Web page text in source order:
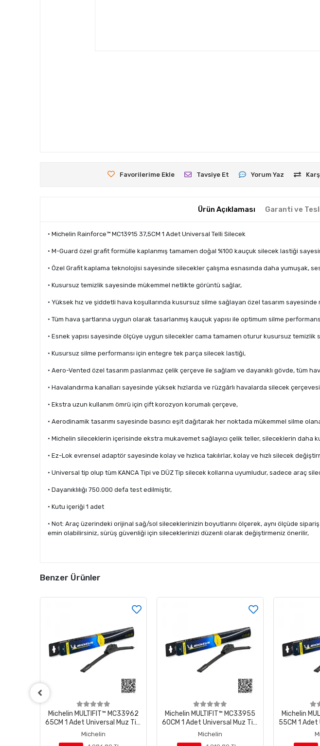
Favorilerime Ekle Tavsiye Et Yorum Yaz
Ürün Açıklaması Garanti ve
• Michelin Rainforce™ MC13915 37,5CM 1 Adet Universal Telli Silecek
• M-Guard özel grafit formülle kaplanmış tamamen doğal %100 kauçuk silecek lastiği
• Özel Grafit kaplama teknolojisi sayesinde silecekler çalışma esnasında daha yumuşak,
• Kusursuz temizlik sayesinde mükemmel netlikte görüntü sağlar,
• Yüksek hız ve şiddetli hava koşullarında kusursuz silme sağlayan özel tasarım
• Tüm hava şartlarına uygun olarak tasarlanmış kauçuk yapısı ile optimum silme
• Esnek yapısı sayesinde ölçüye uygun silecekler cama tamamen oturur kusursuz temizlik
• Kusursuz silme performansı için entegre tek parça silecek lastiği,
• Aero-Vented özel tasarım paslanmaz çelik çerçeve ile sağlam ve dayanıklı gövde, tüm
• Havalandırma kanalları sayesinde yüksek hızlarda ve rüzgârlı havalarda silecek
• Ekstra uzun kullanım ömrü için çift korozyon korumalı çerçeve,
• Aerodinamik tasarımı sayesinde basıncı eşit dağıtarak her noktada mükemmel silme
• Michelin sileceklerin içerisinde ekstra mukavemet sağlayıcı çelik teller, sileceklerin daha
• Ez-Lok evrensel adaptör sayesinde kolay ve hızlıca takılırlar, kolay ve hızlı silecek
• Universal tip olup tüm KANCA Tipi ve DÜZ Tip silecek kollarına uyumludur, sadece araç
• Dayanıklılığı 750.000 defa test edilmiştir,
• Kutu içeriği 1 adet
• Not: Araç üzerindeki orijinal sağ/sol sileceklerinizin boyutlarını ölçerek, aynı ölçüde
emin olabilirsiniz, sürüş güvenliği için sileceklerinizi düzenli olarak değiştirmeniz önerilir,
Benzer Ürünler
Michelin MULTIFIT™ MC33955
60CM 1 Adet Universal Muz Tipi
Silecek
Michelin
Michelin MULTIFIT™ MC33948
55CM 1 Adet Universal Muz Tipi
Silecek
Michelin
Michelin
53CM 1